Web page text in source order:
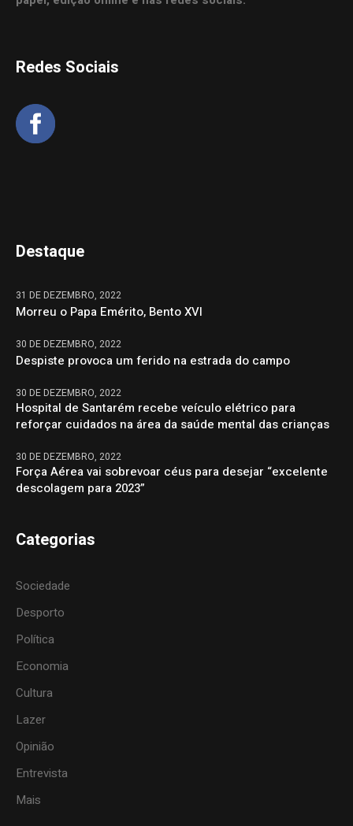
Redes Sociais
Destaque
31 DE DEZEMBRO, 2022
Morreu o Papa Emérito, Bento XVI
30 DE DEZEMBRO, 2022
Despiste provoca um ferido na estrada do campo
30 DE DEZEMBRO, 2022
Hospital de Santarém recebe veículo elétrico para
reforçar cuidados na área da saúde mental das crianças
30 DE DEZEMBRO, 2022
Força Aérea vai sobrevoar céus para desejar “excelente
descolagem para 2023”
Categorias
Sociedade
Desporto
Política
Economia
Cultura
Lazer
Opinião
Entrevista
Mais